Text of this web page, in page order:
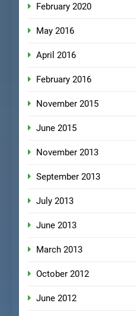
February 2020
May 2016
April 2016
February 2016
November 2015
June 2015
November 2013
September 2013
July 2013
June 2013
March 2013
October 2012
June 2012